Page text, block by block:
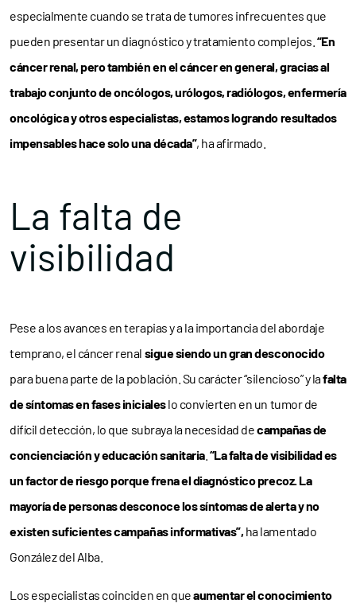
especialmente cuando se trata de tumores infrecuentes que
pueden presentar un diagnóstico y tratamiento complejos. “En
cáncer renal, pero también en el cáncer en general, gracias al
trabajo conjunto de oncólogos, urólogos, radiólogos, enfermería
oncológica y otros especialistas, estamos logrando resultados
impensables hace solo una década”, ha afirmado.
La falta de
visibilidad
Pese a los avances en terapias y a la importancia del abordaje
temprano, el cáncer renal sigue siendo un gran desconocido
para buena parte de la población. Su carácter “silencioso” y lafalta
de síntomas en fases inicialeslo convierten en un tumor de
difícil detección, lo que subraya la necesidad decampañas de
concienciación y educación sanitaria. “La falta de visibilidad es
un factor de riesgo porque frena el diagnóstico precoz. La
mayoría de personas desconoce los síntomas de alerta y no
existen suficientes campañas informativas”, ha lamentado
González del Alba.
Los especialistas coinciden en queaumentar el conocimiento